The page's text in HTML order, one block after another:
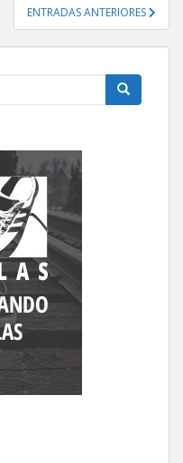
ENTRADAS ANTERIORES